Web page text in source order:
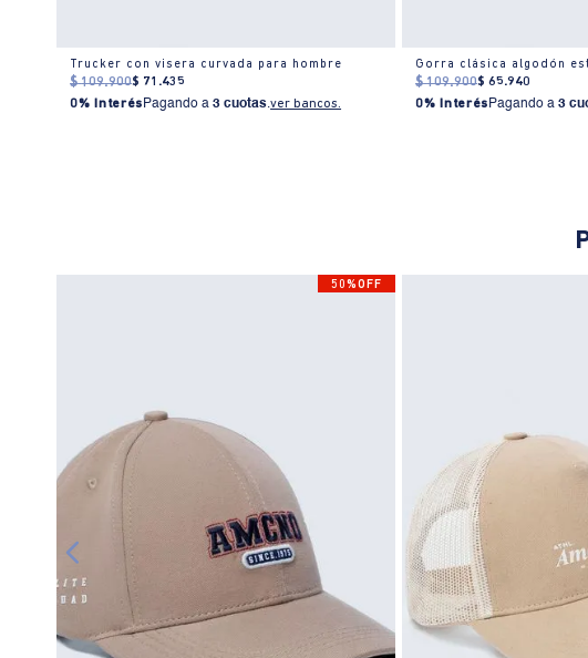
Trucker con visera curvada para hombre
$ 109.900$ 71 .435
0% Interés Pagando a3 cuotas.ver bancos.
Gorra clásica algodón
$ 109.900$ 65.940
0% Interés Pagando a3
50%OFF